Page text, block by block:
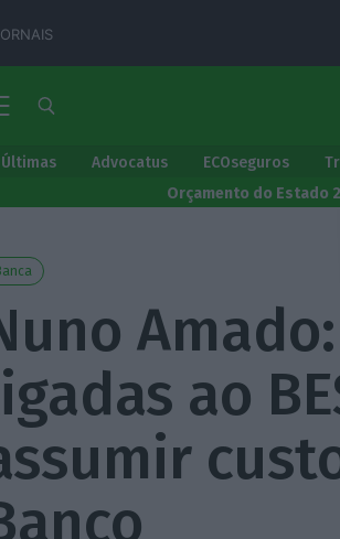
Últimas Advocatus ECOseguros
Orçamento do Estado
ao